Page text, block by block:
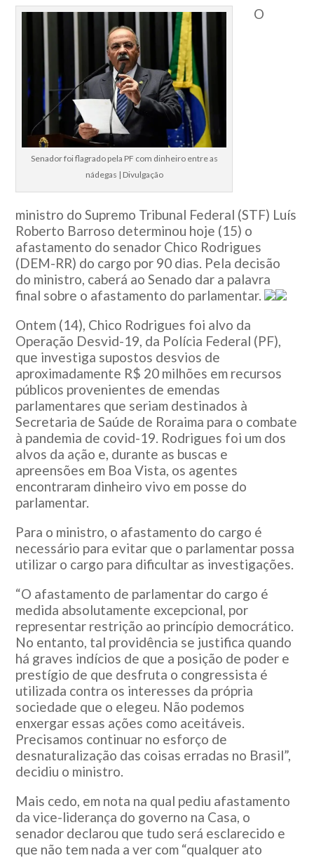
Senador foi flagrado pela PF com dinheiro entre as
nádegas | Divulgação
O
ministro do Supremo Tribunal Federal (STF) Luís
Roberto Barroso determinou hoje (15) o
afastamento do senador Chico Rodrigues
(DEM-RR) do cargo por 90 dias. Pela decisão
do ministro, caberá ao Senado dar a palavra
final sobre o afastamento do parlamentar.
Ontem (14), Chico Rodrigues foi alvo da
Operação Desvid-19, da Polícia Federal (PF),
que investiga supostos desvios de
aproximadamente R$ 20 milhões em recursos
públicos provenientes de emendas
parlamentares que seriam destinados à
Secretaria de Saúde de Roraima para o combate
à pandemia de covid-19. Rodrigues foi um dos
alvos da ação e, durante as buscas e
apreensões em Boa Vista, os agentes
encontraram dinheiro vivo em posse do
parlamentar.
Para o ministro, o afastamento do cargo é
necessário para evitar que o parlamentar possa
utilizar o cargo para dificultar as investigações.
“O afastamento de parlamentar do cargo é
medida absolutamente excepcional, por
representar restrição ao princípio democrático.
No entanto, tal providência se justifica quando
há graves indícios de que a posição de poder e
prestígio de que desfruta o congressista é
utilizada contra os interesses da própria
sociedade que o elegeu. Não podemos
enxergar essas ações como aceitáveis.
Precisamos continuar no esforço de
desnaturalização das coisas erradas no Brasil”,
decidiu o ministro.
Mais cedo, em nota na qual pediu afastamento
da vice-liderança do governo na Casa, o
senador declarou que tudo será esclarecido e
que não tem nada a ver com “qualquer ato